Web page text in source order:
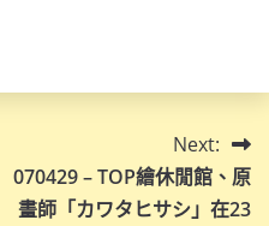
Next:
070429 – TOP繪休閒館、原
畫師「カワタヒサシ」在23